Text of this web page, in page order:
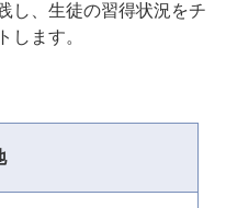
し、生徒の習得状況をチ
します。